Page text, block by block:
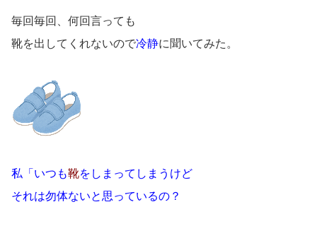
毎回毎回、何回言っても
靴を出してくれないので冷静に聞いてみた。
私「いつも靴をしまってしまうけど
それは勿体ないと思っているの？